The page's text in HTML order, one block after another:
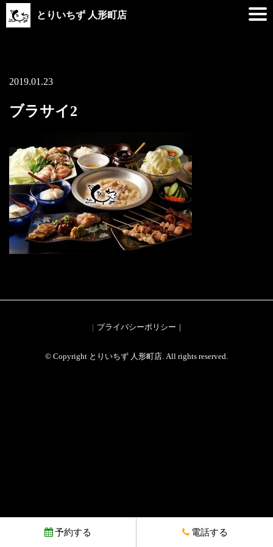
とりいちず 人形町店
2019.01.23
ブラサイ2
プライバシーポリシー
© Copyright とりいちず 人形町店. All rights reserved.
予約する 電話する